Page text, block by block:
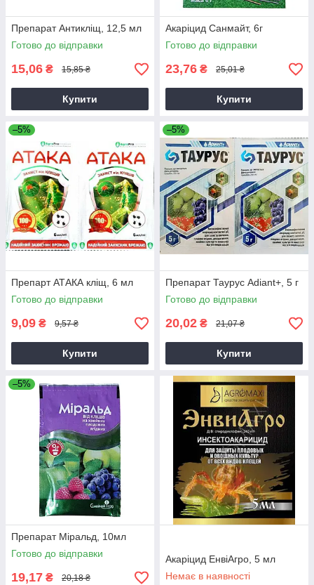
Препарат Антикліщ, 12,5 мл
Готово до відправки
15,06 ₴ 15,85 ₴
Купити
Акаріцид Санмайт, 6г
Готово до відправки
23,76 ₴ 25,01 ₴
Купити
–5%
Препарт АТАКА кліщ, 6 мл
Готово до відправки
9,09 ₴ 9,57 ₴
Купити
–5%
Препарат Таурус Adiant+, 5 г
Готово до відправки
20,02 ₴ 21,07 ₴
Купити
–5%
Препарат Міральд, 10мл
Готово до відправки
19,17 ₴ 20,18 ₴
Акаріцид ЕнвіАгро, 5 мл
Немає в наявності